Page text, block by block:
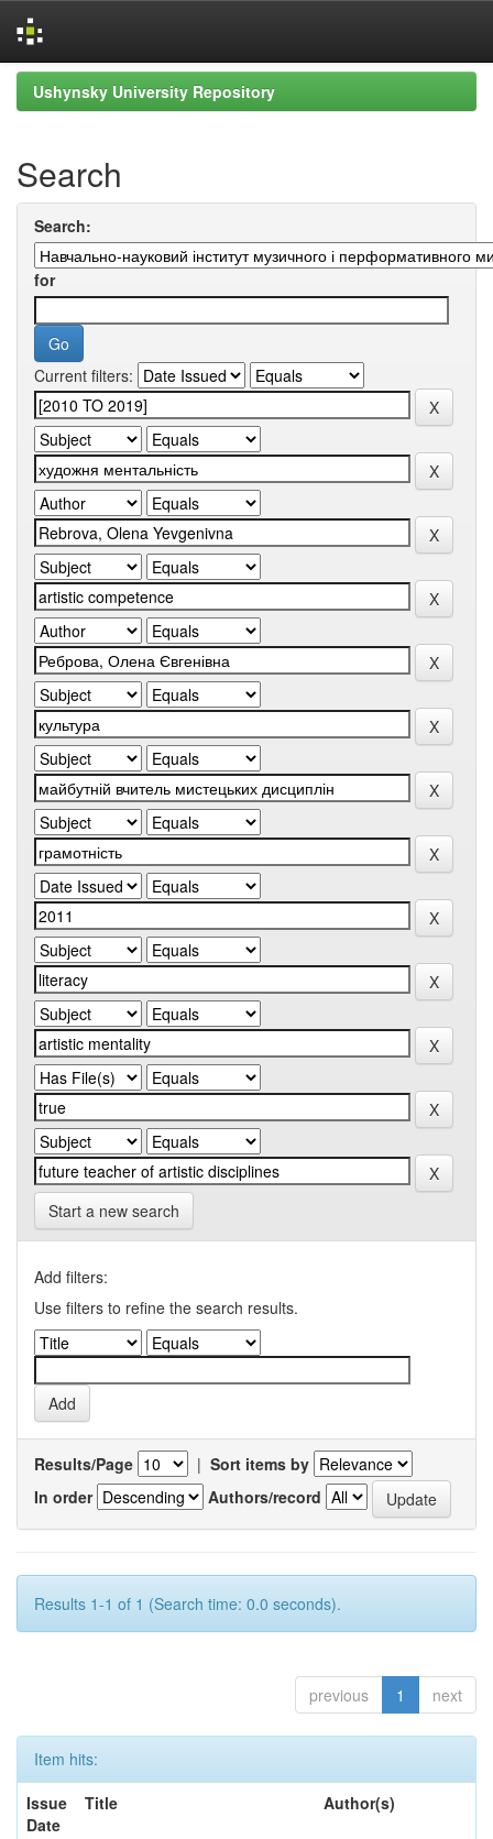
Skip
navigation
Ushynsky University Repository
Search
Search:
for
Current filters:
Start a new search
Add filters:
Use filters to refine the search results.
Results/Page | Sort items by
In order
Authors/record
Results 1-1 of 1 (Search time: 0.0 seconds).
previous 1 next
Item hits:
Issue
Date
Title Author(s)